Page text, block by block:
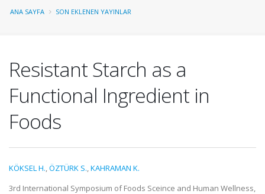
ANA SAYFA SON EKLENEN YAYINLAR
Resistant Starch as a
Functional Ingredient in
Foods
KÖKSEL H.,ÖZTÜRK S.,KAHRAMAN K.
3rd International Symposium of Foods Sceince and Human Wellness,